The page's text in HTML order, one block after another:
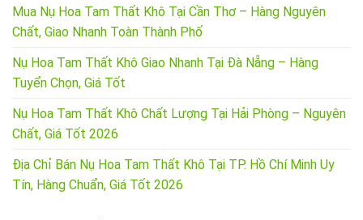
Mua Nụ Hoa Tam Thất Khô Tại Cần Thơ – Hàng Nguyên
Chất, Giao Nhanh Toàn Thành Phố
Nụ Hoa Tam Thất Khô Giao Nhanh Tại Đà Nẵng – Hàng
Tuyển Chọn, Giá Tốt
Nụ Hoa Tam Thất Khô Chất Lượng Tại Hải Phòng – Nguyên
Chất, Giá Tốt 2026
Địa Chỉ Bán Nụ Hoa Tam Thất Khô Tại TP. Hồ Chí Minh Uy
Tín, Hàng Chuẩn, Giá Tốt 2026